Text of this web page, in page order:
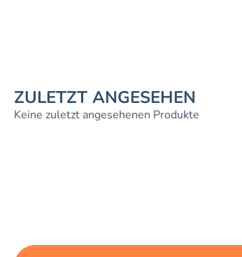
ZULETZT ANGESEHEN
Keine zuletzt angesehenen Produkte